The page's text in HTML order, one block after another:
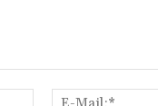
Name:*